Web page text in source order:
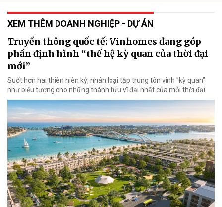
XEM THÊM DOANH NGHIỆP - DỰ ÁN
Truyền thông quốc tế: Vinhomes đang góp
phần định hình “thế hệ kỳ quan của thời đại
mới”
Suốt hơn hai thiên niên kỷ, nhân loại tập trung tôn vinh "kỳ quan"
như biểu tượng cho những thành tựu vĩ đại nhất của mỗi thời đại.